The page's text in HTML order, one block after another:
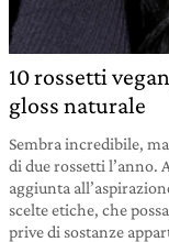
10 rossetti
gloss naturale
Sembra incredibile,
di due rossetti l’anno.
aggiunta
scelte etiche, che
prive di sostanze